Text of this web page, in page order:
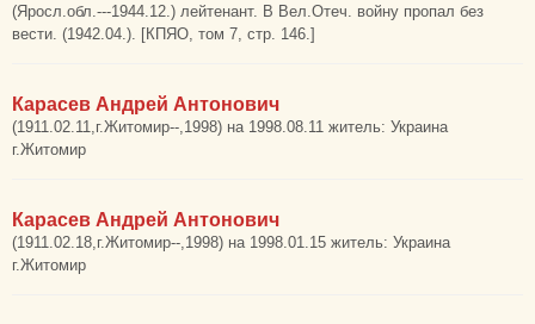
(Яросл.обл.---1944.12.) лейтенант. В Вел.Отеч. войну пропал без
вести. (1942.04.). [КПЯО, том 7, стр. 146.]
Карасев Андрей Антонович
(1911.02.11,г.Житомир--,1998) на 1998.08.11 житель: Украина
г.Житомир
Карасев Андрей Антонович
(1911.02.18,г.Житомир--,1998) на 1998.01.15 житель: Украина
г.Житомир